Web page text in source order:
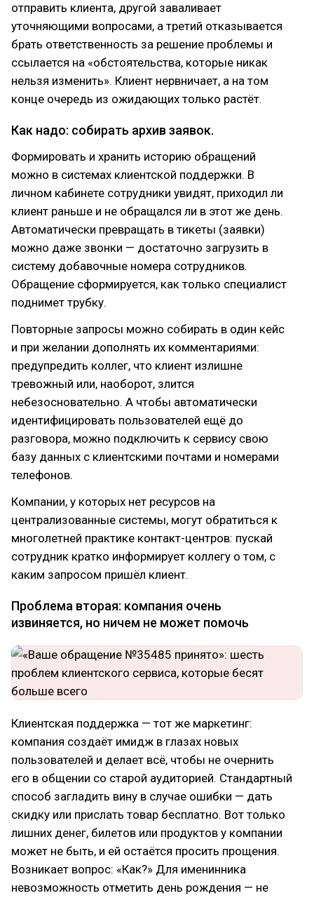
отправить клиента, другой заваливает
уточняющими вопросами, а третий отказывается
брать ответственность за решение проблемы и
ссылается на «обстоятельства, которые никак
нельзя изменить». Клиент нервничает, а на том
конце очередь из ожидающих только растёт.
Как надо: собирать архив заявок.
Формировать и хранить историю обращений
можно в системах клиентской поддержки. В
личном кабинете сотрудники увидят, приходил ли
клиент раньше и не обращался ли в этот же день.
Автоматически превращать в тикеты (заявки)
можно даже звонки — достаточно загрузить в
систему добавочные номера сотрудников.
Обращение сформируется, как только специалист
поднимет трубку.
Повторные запросы можно собирать в один кейс
и при желании дополнять их комментариями:
предупредить коллег, что клиент излишне
тревожный или, наоборот, злится
небезосновательно. А чтобы автоматически
идентифицировать пользователей ещё до
разговора, можно подключить к сервису свою
базу данных с клиентскими почтами и номерами
телефонов.
Компании, у которых нет ресурсов на
централизованные системы, могут обратиться к
многолетней практике контакт-центров: пускай
сотрудник кратко информирует коллегу о том, с
каким запросом пришёл клиент.
Проблема вторая: компания очень
извиняется, но ничем не может помочь
Клиентская поддержка — тот же маркетинг:
компания создаёт имидж в глазах новых
пользователей и делает всё, чтобы не очернить
его в общении со старой аудиторией. Стандартный
способ загладить вину в случае ошибки — дать
скидку или прислать товар бесплатно. Вот только
лишних денег, билетов или продуктов у компании
может не быть, и ей остаётся просить прощения.
Возникает вопрос: «Как?» Для именинника
невозможность отметить день рождения — не